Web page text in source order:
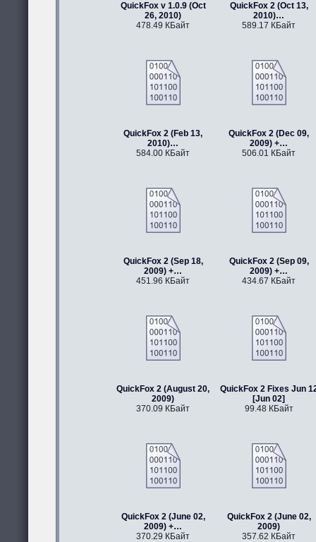
QuickFox v 1.0.9 (Oct
26, 2010)
478.49 КБайт
QuickFox 2 (Oct 13,
2010)…
589.17 КБайт
QuickFox 2 (Feb 13,
2010)…
584.00 КБайт
QuickFox 2 (Dec 09,
2009) +…
506.01 КБайт
QuickFox 2 (Sep 18,
2009) +…
451.96 КБайт
QuickFox 2 (Sep 09,
2009) +…
434.67 КБайт
QuickFox 2 (August 20,
2009)
370.09 КБайт
QuickFox 2 Fixes Jun
[Jun 02]
99.48 КБайт
QuickFox 2 (June 02,
2009) +…
370.29 КБайт
QuickFox 2 (June 02,
2009)
357.62 КБайт